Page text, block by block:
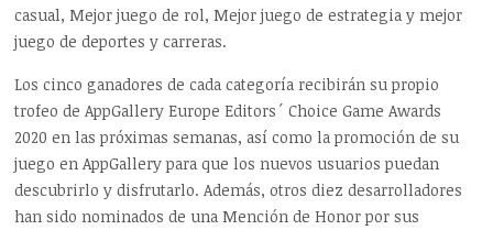
casual, Mejor juego de rol, Mejor juego de estrategia y mejor
juego de deportes y carreras.
Los cinco ganadores de cada categoría recibirán su propio
trofeo de AppGallery Europe Editors´ Choice Game Awards
2020 en las próximas semanas, así como la promoción de su
juego en AppGallery para que los nuevos usuarios puedan
descubrirlo y disfrutarlo. Además, otros diez desarrolladores
han sido nominados de una Mención de Honor por sus